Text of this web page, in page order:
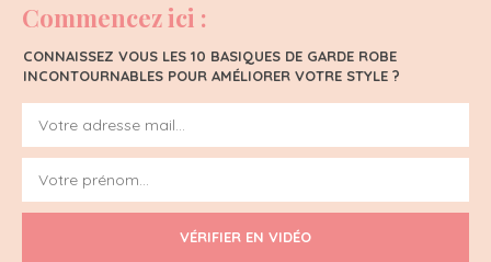
Commencez ici :
CONNAISSEZ VOUS LES 10 BASIQUES DE GARDE ROBE
INCONTOURNABLES POUR AMÉLIORER VOTRE STYLE ?
VÉRIFIER EN VIDÉO